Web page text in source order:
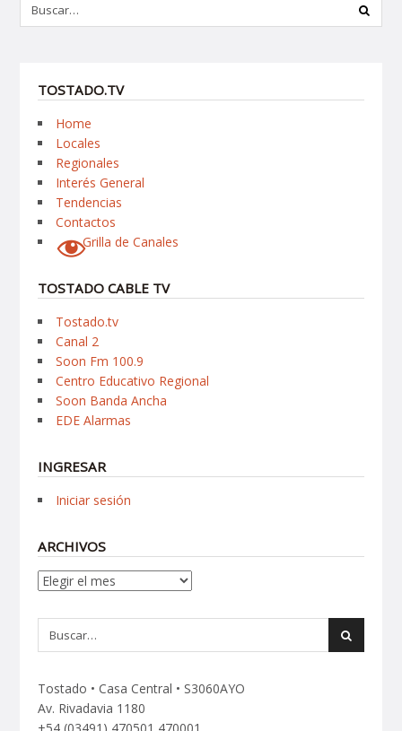
TOSTADO.TV
Home
Locales
Regionales
Interés General
Tendencias
Contactos
Grilla de Canales
TOSTADO CABLE TV
Tostado.tv
Canal 2
Soon Fm 100.9
Centro Educativo Regional
Soon Banda Ancha
EDE Alarmas
INGRESAR
Iniciar sesión
ARCHIVOS
Archivos
Tostado • Casa Central • S3060AYO
Av. Rivadavia 1180